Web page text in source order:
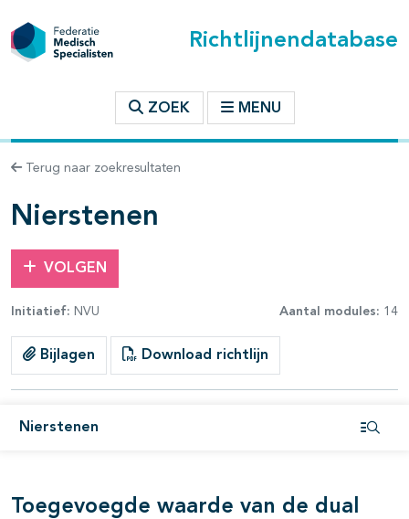
Richtlijnendatabase
ZOEK MENU
Terug naar zoekresultaten
Nierstenen
VOLGEN
Initiatief: NVU Aantal modules: 14
Bijlagen Download richtlijn
Nierstenen
binnen deze richtlijn
open- en dichtklappen
open- en dichtklappen
open- en dichtklappen
Toegevoegde waarde van de dual